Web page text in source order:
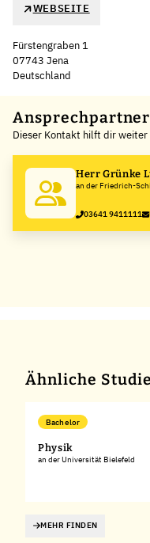
WEBSEITE
Fürstengraben 1
07743 Jena
Deutschland
+
−
Ansprechpartner
Dieser Kontakt hilft dir weiter
Herr
an der Friedrich-
03641 9411111
Ähnliche
Bachelor
Physik
an der Universität Bielefeld
MEHR FINDEN